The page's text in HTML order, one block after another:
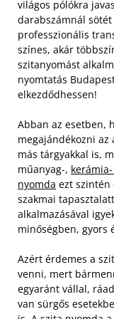
világos pólókra
darabszámnál
professzionális
színes, akár
szitanyomást
nyomtatás
elkezdődhessen!
Abban az esetben,
megajándékozni
más tárgyakkal is,
műanyag-,
nyomda ezt szintén
szakmai
alkalmazásával
minőségben, gyors
Azért érdemes a
venni, mert
egyaránt vállal,
van sürgős